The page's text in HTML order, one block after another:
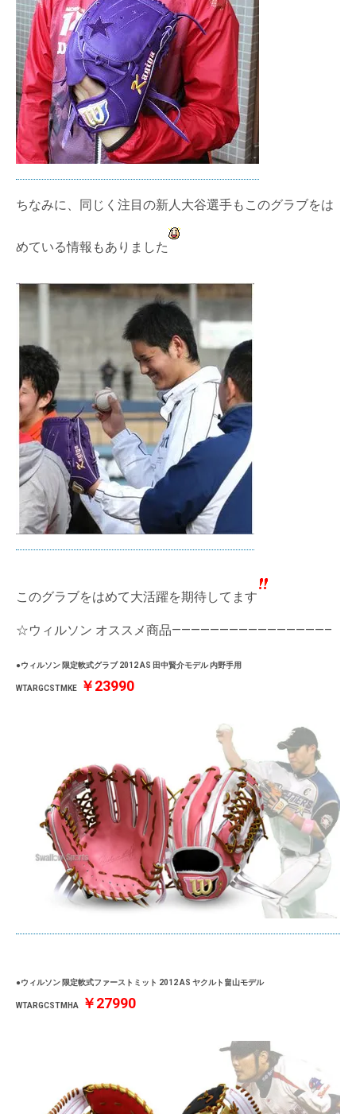
ちなみに、同じく注目の新人大谷選手もこのグラブをは
めている情報もありました
このグラブをはめて大活躍を期待してます
☆ウィルソン オススメ商品————————————————–
●ウィルソン 限定軟式グラブ 2012 AS 田中賢介モデル 内野手用
WTARGCSTMKE ￥23990
●ウィルソン 限定軟式ファーストミット 2012 AS ヤクルト畠山モデル
WTARGCSTMHA ￥27990